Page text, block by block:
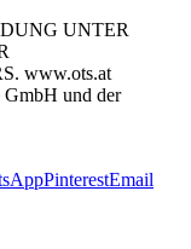
UNTER
www.ots.at
und der
PinterestEmail